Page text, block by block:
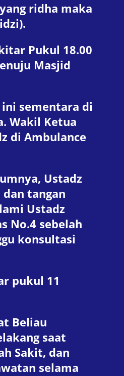
ridha maka
Pukul 18.00
Masjid
sementara di
Wakil Ketua
di Ambulance
Ustadz
tangan
Ustadz
No.4 sebelah
konsultasi
pukul 11
Beliau
saat
Sakit, dan
selama